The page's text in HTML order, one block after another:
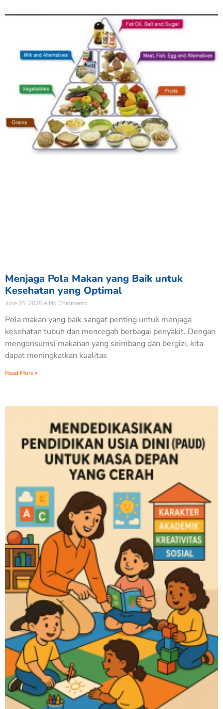
Menjaga Pola Makan yang Baik untuk
Kesehatan yang Optimal
June 25, 2025 No Comments
Pola makan yang baik sangat penting untuk menjaga
kesehatan tubuh dan mencegah berbagai penyakit. Dengan
mengonsumsi makanan yang seimbang dan bergizi, kita
dapat meningkatkan kualitas
Read More »